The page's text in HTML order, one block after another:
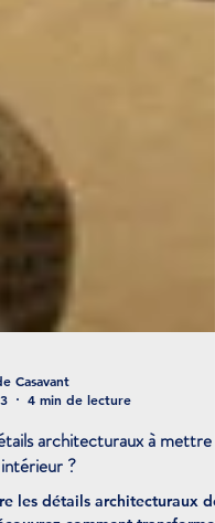
Casavant
4 min de lecture